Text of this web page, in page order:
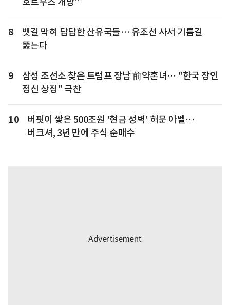
8
뱃길 막혀 답답한 산유국들… 유조선 사서 기름길
뚫는다
9
삼성 조선소 찾은 트럼프 장남 前약혼녀… "한국 장인
정신 상징" 극찬
10
버핏이 쌓은 500조원 '현금 성벽' 허문 아벨…
버크셔, 3년 만에 주식 순매수